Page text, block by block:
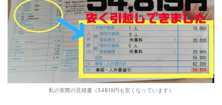
私の実際の見積書（54819円も安くなっています）